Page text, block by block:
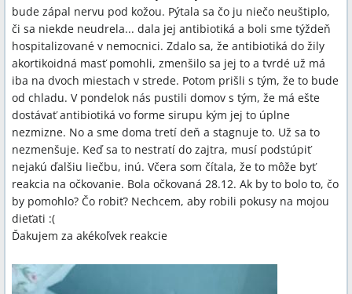
bude zápal nervu pod kožou. Pýtala sa čo ju niečo neuštiplo,
či sa niekde neudrela... dala jej antibiotiká a boli sme týždeň
hospitalizované v nemocnici. Zdalo sa, že antibiotiká do žily
akortikoidná masť pomohli, zmenšilo sa jej to a tvrdé už má
iba na dvoch miestach v strede. Potom prišli s tým, že to bude
od chladu. V pondelok nás pustili domov s tým, že má ešte
dostávať antibiotiká vo forme sirupu kým jej to úplne
nezmizne. No a sme doma tretí deň a stagnuje to. Už sa to
nezmenšuje. Keď sa to nestratí do zajtra, musí podstúpiť
nejakú ďalšiu liečbu, inú. Včera som čítala, že to môže byť
reakcia na očkovanie. Bola očkovaná 28.12. Ak by to bolo to, čo
by pomohlo? Čo robiť? Nechcem, aby robili pokusy na mojou
dieťati :(
Ďakujem za akékoľvek reakcie